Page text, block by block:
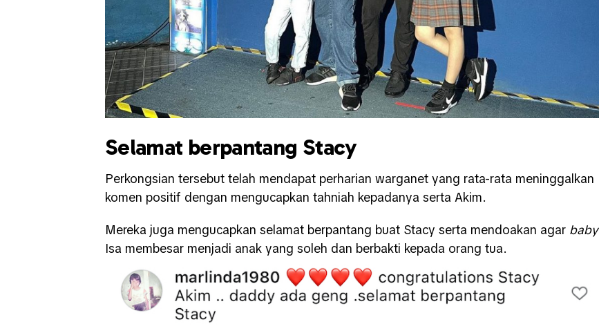
Selamat berpantang Stacy
Perkongsian tersebut telah mendapat perharian warganet yang rata-rata meninggalkan
komen positif dengan mengucapkan tahniah kepadanya serta Akim.
Mereka juga mengucapkan selamat berpantang buat Stacy serta mendoakan agar baby
Isa membesar menjadi anak yang soleh dan berbakti kepada orang tua.